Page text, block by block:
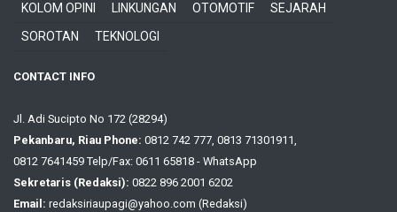
KOLOM OPINI
LINKUNGAN OTOMOTIF
SEJARAH
SOROTAN
TEKNOLOGI
CONTACT INFO
Jl. Adi Sucipto No 172 (28294)
Pekanbaru, Riau Phone: 0812 742 777, 0813 71301911,
0812 7641459 Telp/Fax: 0611 65818 - WhatsApp
Sekretaris (Redaksi): 0822 896 2001 6202
Email: redaksiriaupagi@yahoo.com (Redaksi)